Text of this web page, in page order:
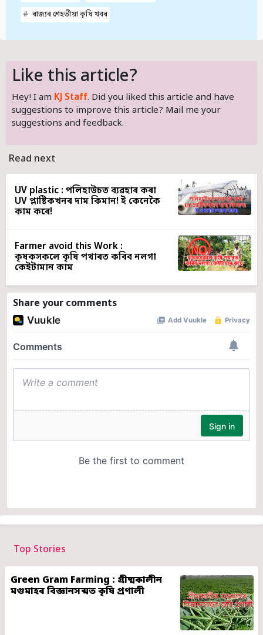
ৰাজ্যৰ শেহতীয়া কৃষি খবৰ
Like this article?
Hey! I am KJ Staff. Did you liked this article and have
suggestions to improve this article? Mail me your
suggestions and feedback.
Read next
UV plastic : পলিহাউচত ব্যৱহাৰ কৰা
UV প্লাষ্টিকখনৰ দাম কিমান! ই কেনেকৈ
কাম কৰে!
Farmer avoid this Work :
কৃষকসকলে কৃষি পথাৰত কৰিব নলগা
কেইটামান কাম
Share your comments
Top Stories
Green Gram Farming : গ্ৰীষ্মকালীন
মগুমাহৰ বিজ্ঞানসন্মত কৃষি প্ৰণালী